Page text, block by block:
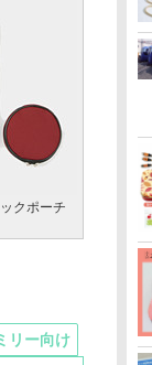
クポーチ
リー向け